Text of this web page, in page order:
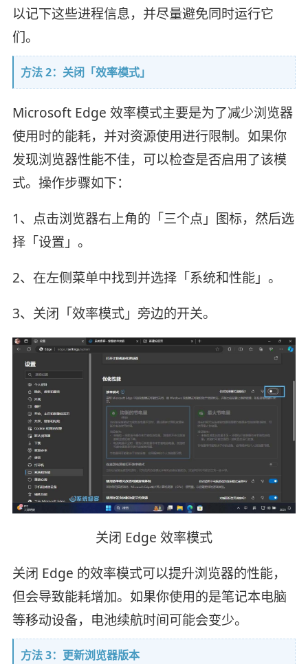
以记下这些进程信息，并尽量避免同时运行它
们。
方法 2：关闭「效率模式」
Microsoft Edge 效率模式主要是为了减少浏览器
使用时的能耗，并对资源使用进行限制。如果你
发现浏览器性能不佳，可以检查是否启用了该模
式。操作步骤如下：
1、点击浏览器右上角的「三个点」图标，然后选
择「设置」。
2、在左侧菜单中找到并选择「系统和性能」。
3、关闭「效率模式」旁边的开关。
关闭 Edge 效率模式
关闭 Edge 的效率模式可以提升浏览器的性能，
但会导致能耗增加。如果你使用的是笔记本电脑
等移动设备，电池续航时间可能会变少。
方法 3：更新浏览器版本